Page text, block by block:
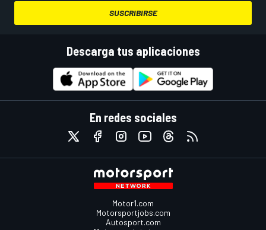
SUSCRIBIRSE
Descarga tus aplicaciones
En redes sociales
Motor1.com
Motorsportjobs.com
Autosport.com